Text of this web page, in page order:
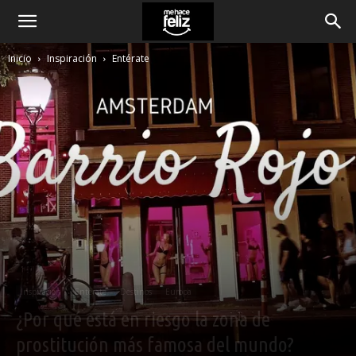
Inicio Inspiración Entérate
Inspiración Entérate Destinos Europa
¿Por qué está en riesgo la zona de
prostitución más famosa del mundo?